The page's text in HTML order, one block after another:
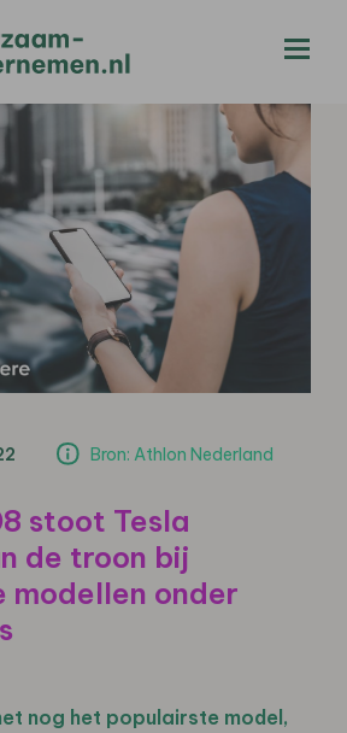
Bron: Athlon Nederland
stoot Tesla
de troon bij
modellen onder
nog het populairste model,